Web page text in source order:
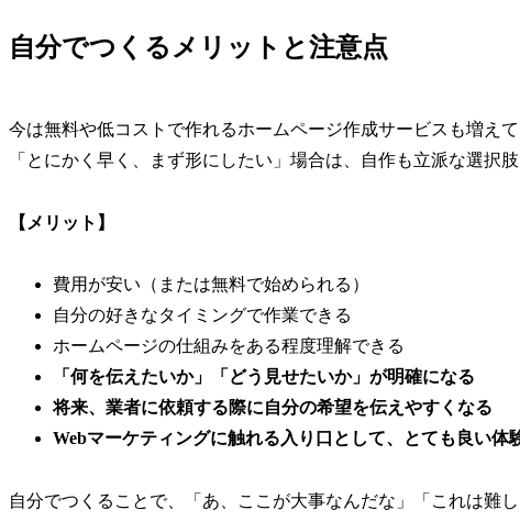
自分でつくるメリットと注意点
今は無料や低コストで作れるホームページ作成サービスも増えて
「とにかく早く、まず形にしたい」場合は、自作も立派な選択肢
【メリット】
費用が安い（または無料で始められる）
自分の好きなタイミングで作業できる
ホームページの仕組みをある程度理解できる
「何を伝えたいか」「どう見せたいか」が明確になる
将来、業者に依頼する際に自分の希望を伝えやすくなる
Webマーケティングに触れる入り口として、とても良い体
自分でつくることで、「あ、ここが大事なんだな」「これは難